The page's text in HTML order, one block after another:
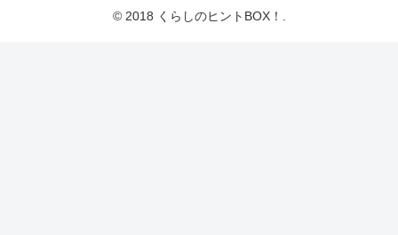
© 2018 くらしのヒントBOX！.